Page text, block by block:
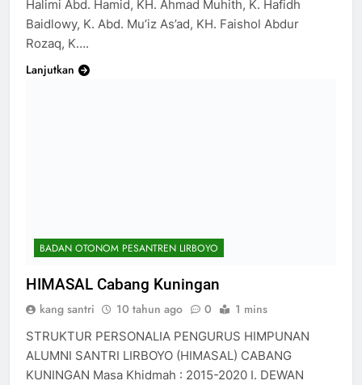
Halimi Abd. Hamid, KH. Ahmad Muhith, K. Hafidh
Baidlowy, K. Abd. Mu’iz As’ad, KH. Faishol Abdur
Rozaq, K….
Lanjutkan
BADAN OTONOM PESANTREN LIRBOYO
HIMASAL Cabang Kuningan
kang santri 10 tahun ago 0 1 mins
STRUKTUR PERSONALIA PENGURUS HIMPUNAN
ALUMNI SANTRI LIRBOYO (HIMASAL) CABANG
KUNINGAN Masa Khidmah : 2015-2020 I. DEWAN